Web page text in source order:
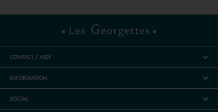
CONTACT / AIDE
INFORMATION
SOCIAL